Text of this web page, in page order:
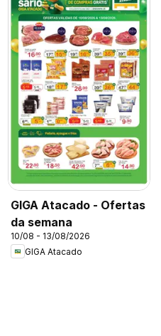
GIGA Atacado - Ofertas
da semana
10/08 - 13/08/2026
GIGA Atacado